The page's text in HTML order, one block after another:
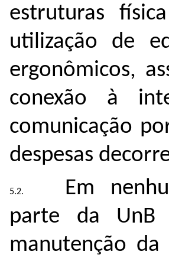
estruturas
utilização de
ergonômicos,
conexão à
comunicação
despesas
Em
parte da UnB
manutenção da